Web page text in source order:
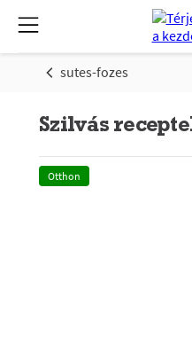
sutes-fozes
Szilvás
Otthon